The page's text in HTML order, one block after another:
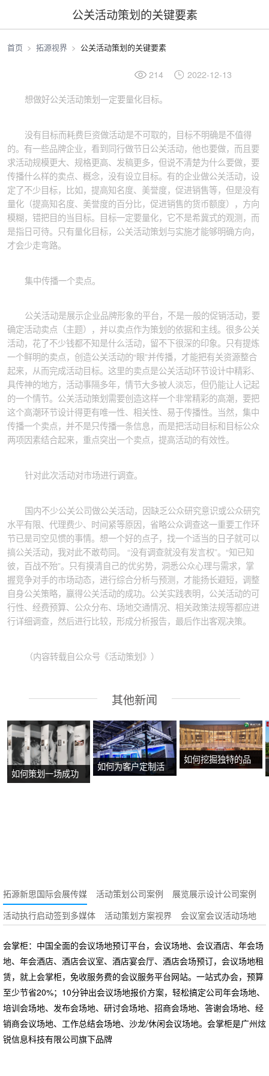
公关活动策划的关键要素
首页 拓源视界 公关活动策划的关键要素
214 2022-12-13
想做好公关活动策划一定要量化目标。
没有目标而耗费巨资做活动是不可取的，目标不明确是不值得
的。有一些品牌企业，看到同行做节日公关活动，他也要做，而且要
求活动规模更大、规格更高、发稿更多，但说不清楚为什么要做，要
传播什么样的卖点、概念，没有设立目标。有的企业做公关活动，设
定了不少目标，比如，提高知名度、美誉度，促进销售等，但是没有
量化（提高知名度、美誉度的百分比，促进销售的货币额度），方向
模糊，错把目的当目标。目标一定要量化，它不是希冀式的观测，而
是指日可待。只有量化目标，公关活动策划与实施才能够明确方向，
才会少走弯路。
集中传播一个卖点。
公关活动是展示企业品牌形象的平台，不是一般的促销活动，要
确定活动卖点（主题），并以卖点作为策划的依据和主线。很多公关
活动，花了不少钱都不知是什么活动，留不下很深的印象。只有提炼
一个鲜明的卖点，创造公关活动的“眼”并传播，才能把有关资源整合
起来，从而完成活动目标。这里的卖点是公关活动环节设计中精彩、
具传神的地方，活动事隔多年，情节大多被人淡忘，但仍能让人记起
的一个情节。公关活动策划需要创造这样一个非常精彩的高潮，要把
这个高潮环节设计得更有唯一性、相关性、易于传播性。当然，集中
传播一个卖点，并不是只传播一条信息，而是把活动目标和目标公众
两项因素结合起来，重点突出一个卖点，提高活动的有效性。
针对此次活动对市场进行调查。
国内不少公关公司做公关活动，因缺乏公众研究意识或公众研究
水平有限、代理费少、时间紧等原因，省略公众调查这一重要工作环
节已是司空见惯的事情。想一个好的点子，找一个适当的日子就可以
搞公关活动，我对此不敢苟同。 “没有调查就没有发言权”。“知已知
彼，百战不殆”。只有摸清自己的优劣势，洞悉公众心理与需求，掌
握竞争对手的市场动态，进行综合分析与预测，才能扬长避短，调整
自身公关策略，赢得公关活动的成功。公关实践表明，公关活动的可
行性、经费预算、公众分布、场地交通情况、相关政策法规等都应进
行详细调查，然后进行比较，形成分析报告，最后作出客观决策。
（内容转载自公众号《活动策划》）
其他新闻
如何策划一场成功
如何为客户定制活
如何挖掘独特的品
拓源新思国际会展传媒 活动策划公司案例
展览展示设计公司案例
活动执行启动签到多媒体
活动策划方案视界 会议室会议活动场地
会掌柜：中国全面的会议场地预订平台，会议场地、会议酒店、年会场
地、年会酒店、酒店会议室、酒店宴会厅、酒店会场预订，会议场地租
赁，就上会掌柜，免收服务费的会议服务平台网站。一站式办会，预算
至少节省20%；10分钟出会议场地报价方案，轻松搞定公司年会场地、
培训会场地、发布会场地、研讨会场地、招商会场地、答谢会场地、经
销商会议场地、工作总结会场地、沙龙/休闲会议场地。会掌柜是广州炫
锐信息科技有限公司旗下品牌